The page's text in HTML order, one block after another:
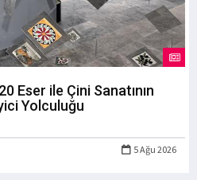
Eser ile Çini Sanatının
Yolculuğu
5 Ağu 2026